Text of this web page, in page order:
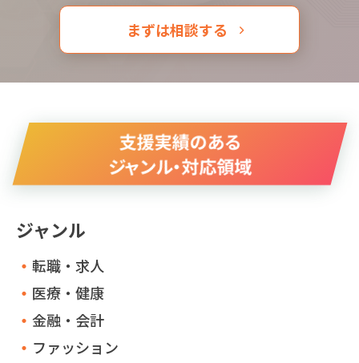
まずは相談する
支援実績のある
ジャンル・対応領域
ジャンル
転職・求人
医療・健康
金融・会計
ファッション